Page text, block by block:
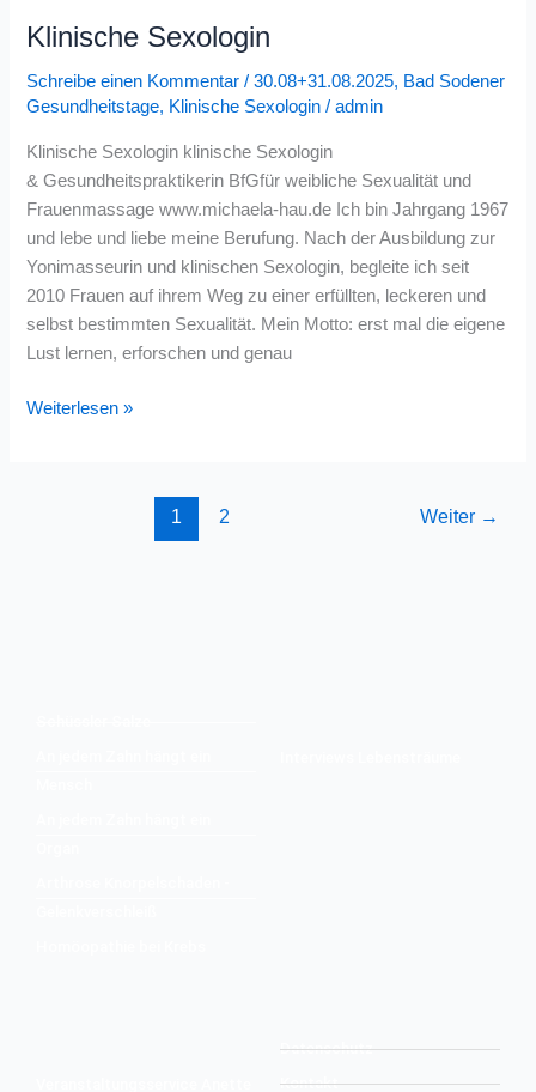
Klinische Sexologin
Schreibe einen Kommentar /30.08+31.08.2025, Bad Sodener
Gesundheitstage, Klinische Sexologin /admin
Klinische Sexologin klinische Sexologin
& Gesundheitspraktikerin BfGfür weibliche Sexualität und
Frauenmassage www.michaela-hau.de Ich bin Jahrgang 1967
und lebe und liebe meine Berufung. Nach der Ausbildung zur
Yonimasseurin und klinischen Sexologin, begleite ich seit
2010 Frauen auf ihrem Weg zu einer erfüllten, leckeren und
selbst bestimmten Sexualität. Mein Motto: erst mal die eigene
Lust lernen, erforschen und genau
Weiterlesen »
1 2 Weiter →
Datenschutz
Kontakt